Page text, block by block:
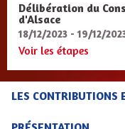
Délibération du
d'Alsace
18/12/2023 - 19/12/
Voir les étapes
LES CONTRIBUTIONS